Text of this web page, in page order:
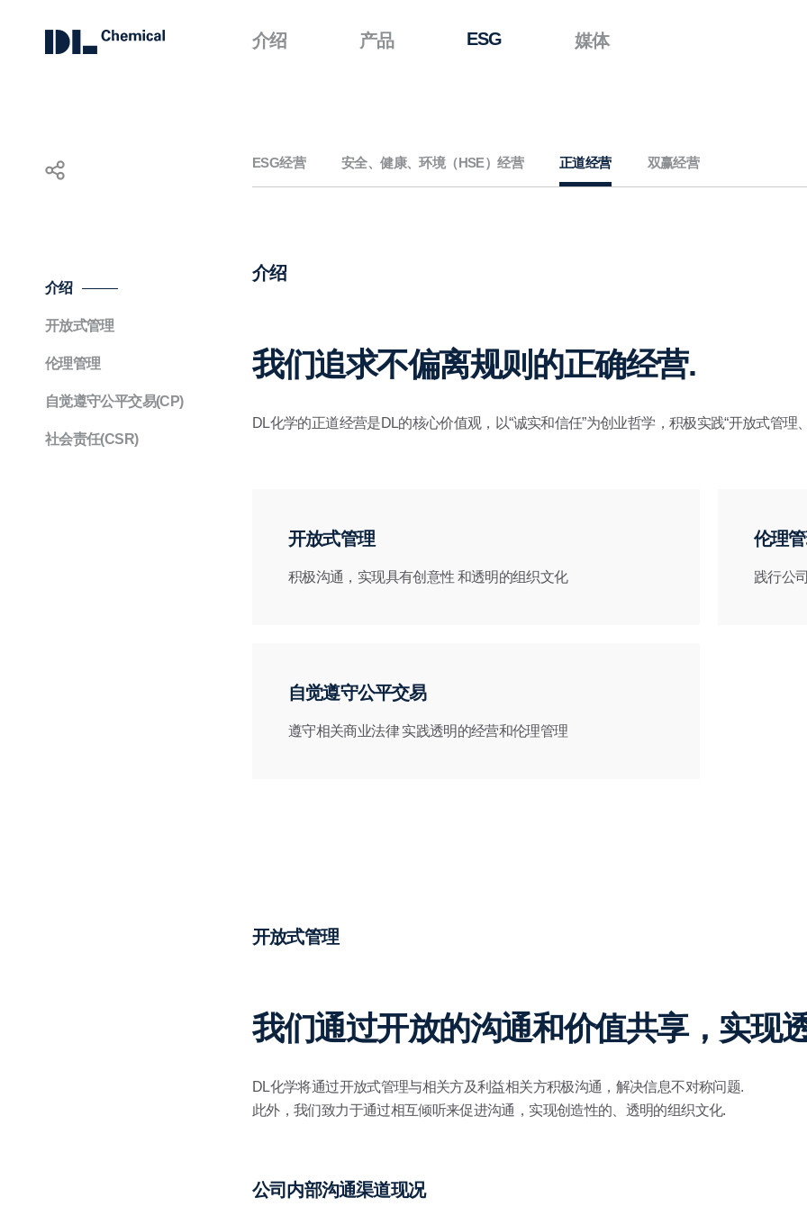
介绍 产品 ESG 媒体
ESG经营 安全、健康、环境（HSE）经营 正道经营 双赢经营
介绍
开放式管理
伦理管理
自觉遵守公平交易(CP)
社会责任(CSR)
经
营
介绍
我们追求不偏离规则的正确经营.
DL化学的正道经营是DL的核心价值观，以“诚实和信任”为创业哲学，积极实践“开放式管理
开放式管理
积极沟通，实现具有创意性 和透明的组织文化
伦理
践行公
自觉遵守公平交易
遵守相关商业法律 实践透明的经营和伦理管理
开放式管理
我们通过开放的沟通和价值共享，实现
DL化学将通过开放式管理与相关方及利益相关方积极沟通，解决信息不对称问题.
此外，我们致力于通过相互倾听来促进沟通，实现创造性的、透明的组织文化.
公司内部沟通渠道现况